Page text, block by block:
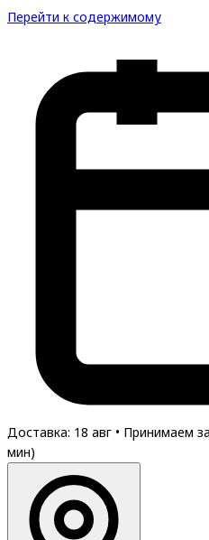
Перейти к содержимому
Доставка: 18 авг • Принимаем
мин)